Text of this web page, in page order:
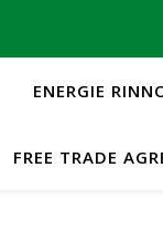
ENERGIE
FREE TRADE